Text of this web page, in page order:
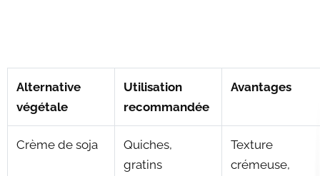
Alternative
végétale
Utilisation
recommandée
Avantages
Crème de soja
Quiches,
gratins
Texture
crémeuse,